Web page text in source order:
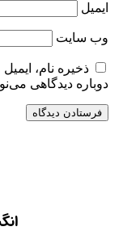
ایمیل
وب‌ سایت
ذخیره نام،
دوباره دیدگاهی